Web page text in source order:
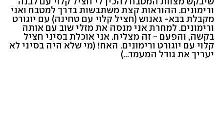
ורימונים. ההוראות קצת משתבשות בדרך למטבח ואני
מקבלת בבא- גאנוש (חציל קלוי עם טחינה) עם יוגורט
ורימונים. למחרת אני מנסה את מזלי שוב עם אותה
בקשה, והפעם - זה מצליח. אני אוכלת בסיני חציל
קלוי עם יוגורט ורימונים. האח! (מי שלא היה בסיני לא
יעריך את גודל המעמד...)